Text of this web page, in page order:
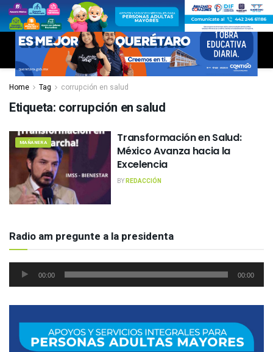
Home Tag corrupción en salud
Etiqueta: corrupción en salud
MAÑANERA
Transformación en Salud:
México Avanza hacia la
Excelencia
BYREDACCIÓN
Radio am pregunte a la presidenta
Reproductor
00:00 00:00